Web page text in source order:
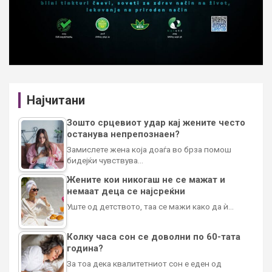
Најчитани
Зошто срцевиот удар кај жените често
останува непрепознаен?
Замислете жена која доаѓа во брза помош
бидејќи чувствува…
Жените кои никогаш не се мажат и
немаат деца се најсреќни
Уште од детството, таа се мажи како да ѝ…
Колку часа сон се доволни по 60-тата
година?
За тоа дека квалитетниот сон е еден од